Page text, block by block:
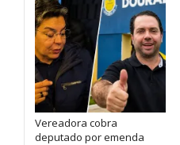
Vereadora cobra
deputado por emenda